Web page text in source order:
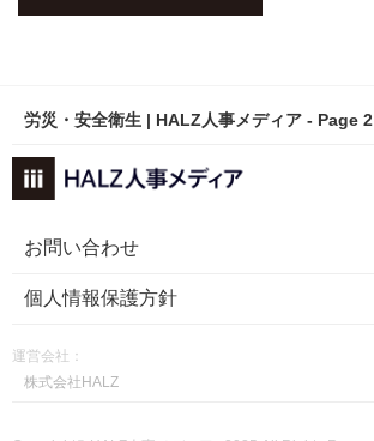
労災・安全衛生 | HALZ人事メディア - Page 2
お問い合わせ
個人情報保護方針
運営会社：
株式会社HALZ